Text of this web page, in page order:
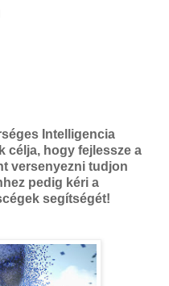
Intelligencia
célja, hogy fejlessze a
versenyezni tudjon
pedig kéri a
segítségét!